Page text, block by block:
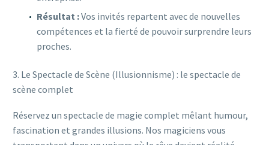
Résultat :Vos invités repartent avec de nouvelles
compétences et la fierté de pouvoir surprendre leurs
proches.
3. Le Spectacle de Scène (Illusionnisme) : le spectacle de
scène complet
Réservez un spectacle de magie complet mêlant humour,
fascination et grandes illusions. Nos magiciens vous